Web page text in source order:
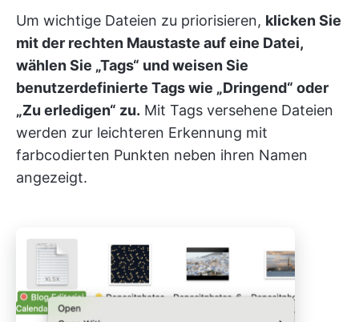
Um wichtige Dateien zu priorisieren, klicken Sie
mit der rechten Maustaste auf eine Datei,
wählen Sie „Tags“ und weisen Sie
benutzerdefinierte Tags wie „Dringend“ oder
„Zu erledigen“ zu. Mit Tags versehene Dateien
werden zur leichteren Erkennung mit
farbcodierten Punkten neben ihren Namen
angezeigt.